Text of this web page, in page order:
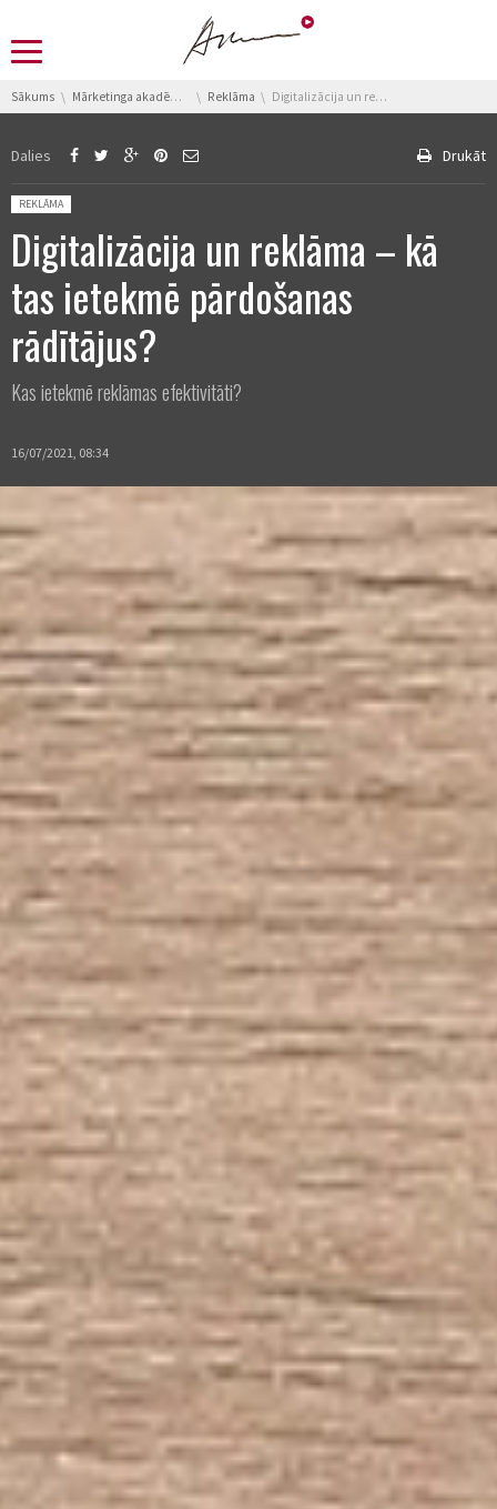
You are here:
Sākums Mārketinga akadēmija Reklāma Digitalizācija un reklāma – kā tas ietekmē pārdošanas rādītājus?
Dalies Drukāt
Posted in:
REKLĀMA
Digitalizācija un reklāma – kā
tas ietekmē pārdošanas
rādītājus?
Kas ietekmē reklāmas efektivitāti?
16/07/2021, 08:34